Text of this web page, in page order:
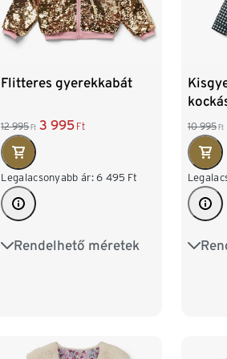
Flitteres gyerekkabát
12 995 Ft 3 995 Ft
Legalacsonyabb ár: 6 495 Ft
Rendelhető méretek
98/104 110/116
10 995 Ft
86/